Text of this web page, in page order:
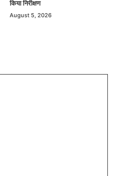
किया निरीक्षण
August 5, 2026